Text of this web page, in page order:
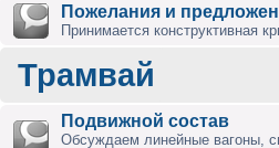
Пожелания и
Принимается конструктивная
Трамвай
Подвижной состав
Обсуждаем линейные вагоны,